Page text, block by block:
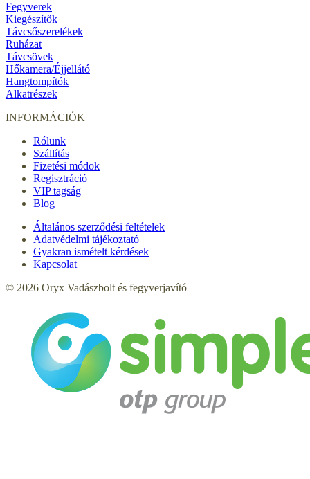
Fegyverek
Kiegészítők
Távcsőszerelékek
Ruházat
Távcsövek
Hőkamera/Éjjellátó
Hangtompítók
Alkatrészek
INFORMÁCIÓK
Rólunk
Szállítás
Fizetési módok
Regisztráció
VIP tagság
Blog
Általános szerződési feltételek
Adatvédelmi tájékoztató
Gyakran ismételt kérdések
Kapcsolat
© 2026 Oryx Vadászbolt és fegyverjavító